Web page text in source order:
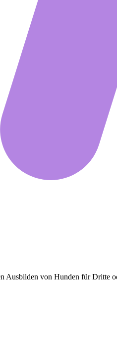
Ausbilden von Hunden für Dritte